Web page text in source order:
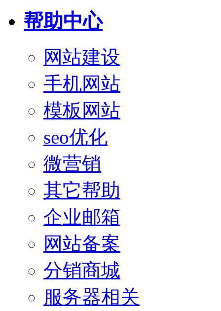
帮助中心
网站建设
手机网站
模板网站
seo优化
微营销
其它帮助
企业邮箱
网站备案
分销商城
服务器相关